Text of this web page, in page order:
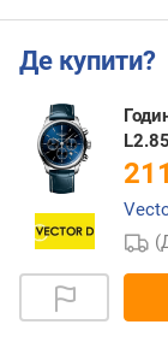
Де купити?